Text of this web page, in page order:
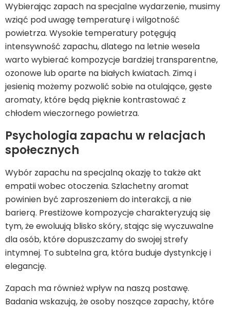
Wybierając zapach na specjalne wydarzenie, musimy
wziąć pod uwagę temperaturę i wilgotność
powietrza. Wysokie temperatury potęgują
intensywność zapachu, dlatego na letnie wesela
warto wybierać kompozycje bardziej transparentne,
ozonowe lub oparte na białych kwiatach. Zimą i
jesienią możemy pozwolić sobie na otulające, gęste
aromaty, które będą pięknie kontrastować z
chłodem wieczornego powietrza.
Psychologia zapachu w relacjach
społecznych
Wybór zapachu na specjalną okazję to także akt
empatii wobec otoczenia. Szlachetny aromat
powinien być zaproszeniem do interakcji, a nie
barierą. Prestiżowe kompozycje charakteryzują się
tym, że ewoluują blisko skóry, stając się wyczuwalne
dla osób, które dopuszczamy do swojej strefy
intymnej. To subtelna gra, która buduje dystynkcję i
elegancję.
Zapach ma również wpływ na naszą postawę.
Badania wskazują, że osoby noszące zapachy, które